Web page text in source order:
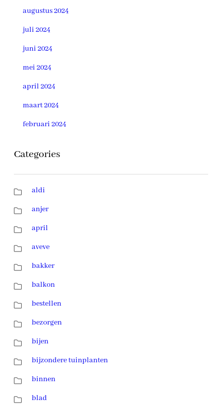
augustus 2024
juli 2024
juni 2024
mei 2024
april 2024
maart 2024
februari 2024
Categories
aldi
anjer
april
aveve
bakker
balkon
bestellen
bezorgen
bijen
bijzondere tuinplanten
binnen
blad